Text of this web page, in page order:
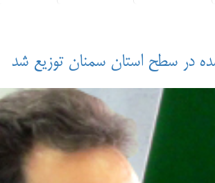
در سطح استان سمنان توزيع شد